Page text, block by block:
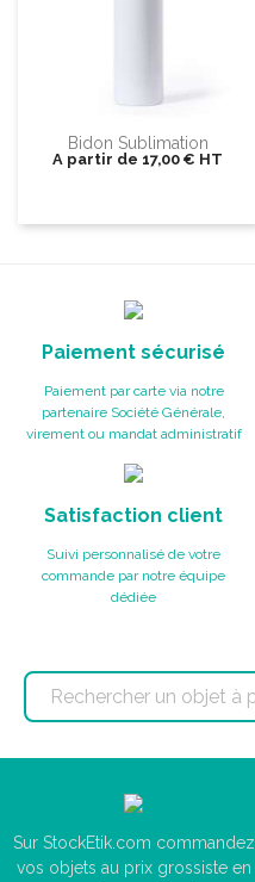
Bidon Sublimation
A partir de 17,00 € HT
Paiement sécurisé
Paiement par carte via notre
partenaire Société Générale,
virement ou mandat administratif
Satisfaction client
Suivi personnalisé de votre
commande par notre équipe
dédiée
Sur StockEtik.com commandez
vos objets au prix grossiste en